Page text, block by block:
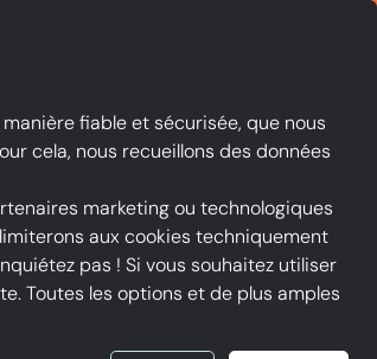
fiable et sécurisée, que nous
cela, nous recueillons des données
marketing ou technologiques
aux cookies techniquement
pas ! Si vous souhaitez utiliser
Toutes les options et de plus amples